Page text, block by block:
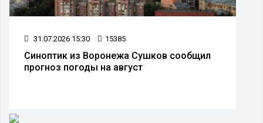
31.07.2026 15:30 15385
Синоптик из Воронежа Сушков сообщил
прогноз погоды на август